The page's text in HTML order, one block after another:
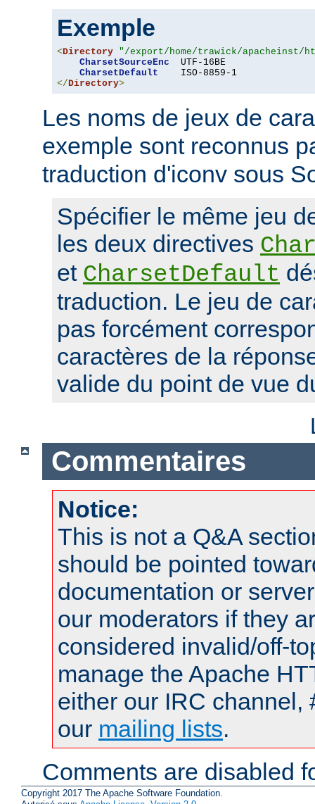
Exemple
<Directory "/export/home/trawick/apacheinst/
CharsetSourceEnc
  UTF-16BE
CharsetDefault
</Directory>
Les noms de jeux de
exemple sont reconnus
traduction d'iconv sous
Spécifier le même jeu
les deux directives
et CharsetDefault
traduction. Le jeu de
pas forcément
caractères de la
valide du point de vue
Commentaires
Notice:
This is not a Q&A
should be pointed
documentation or
our moderators if they
considered invalid/off-
manage the Apache
either our IRC channel,
our mailing lists.
Comments are disabled
Copyright 2017 The Apache Software Foundation.